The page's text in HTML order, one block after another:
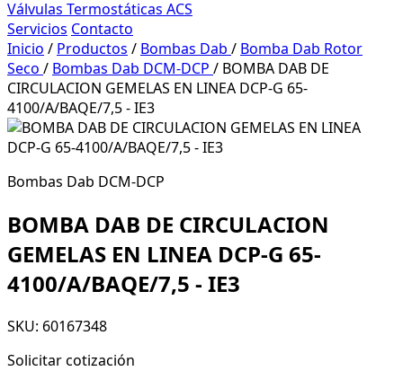
Válvulas Termostáticas ACS
Servicios Contacto
Inicio / Productos / Bombas Dab / Bomba Dab Rotor
Seco / Bombas Dab DCM-DCP / BOMBA DAB DE
CIRCULACION GEMELAS EN LINEA DCP-G 65-
4100/A/BAQE/7,5 - IE3
Bombas Dab DCM-DCP
BOMBA DAB DE CIRCULACION
GEMELAS EN LINEA DCP-G 65-
4100/A/BAQE/7,5 - IE3
SKU: 60167348
Solicitar cotización